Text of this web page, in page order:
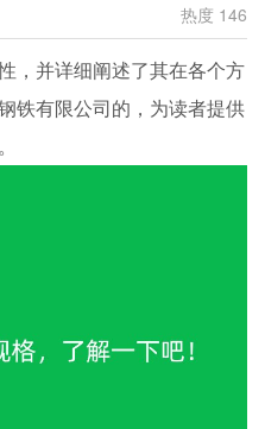
热度 146
，并详细阐述了其在各个方
铁有限公司的，为读者提供